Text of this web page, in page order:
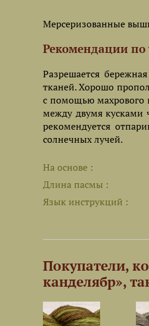
Мерсеризованные
Рекомендации по
Разрешается
тканей. Хорошо
с помощью махрового
между двумя кусками
рекомендуется
солнечных лучей.
На основе
Длина пасмы
Язык инструкций
Покупатели,
канделябр»,